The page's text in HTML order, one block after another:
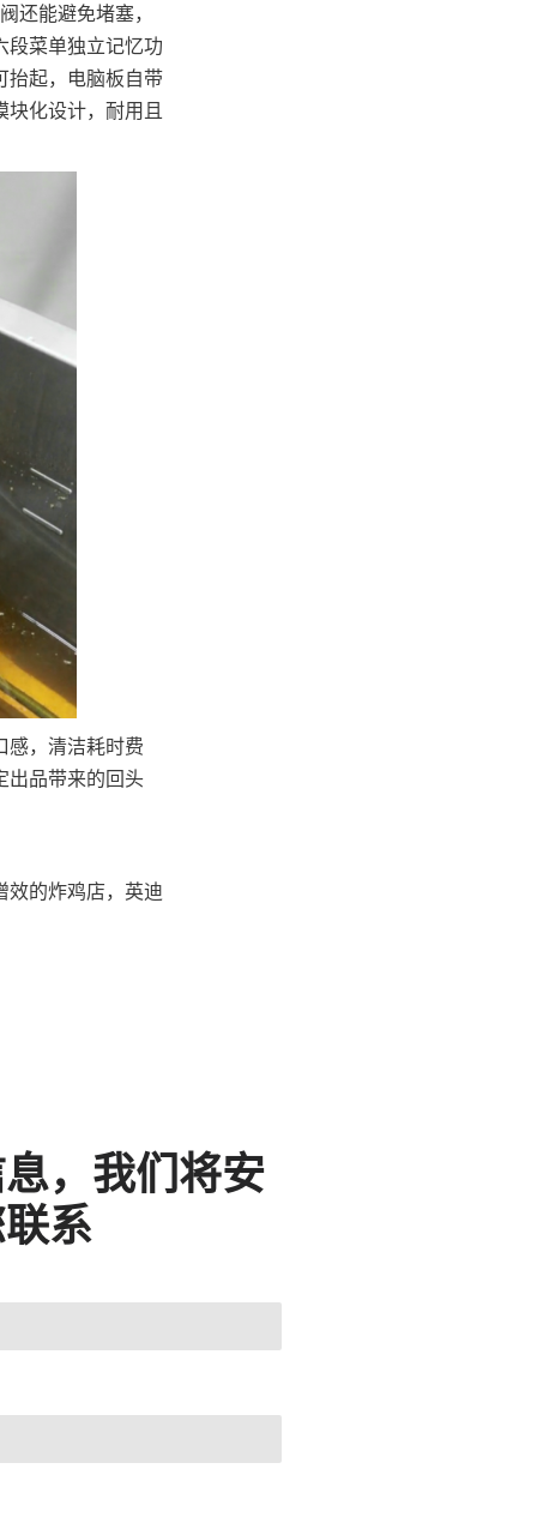
还能避免堵塞，
段菜单独立记忆功
抬起，电脑板自带
块化设计，耐用且
感，清洁耗时费
出品带来的回头
效的炸鸡店，英迪
，我们将安
系